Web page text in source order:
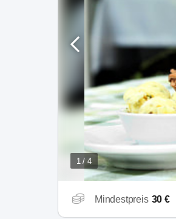
1 / 4
Mindestpreis 30 €